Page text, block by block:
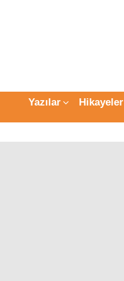
Yazılar Hikayeler